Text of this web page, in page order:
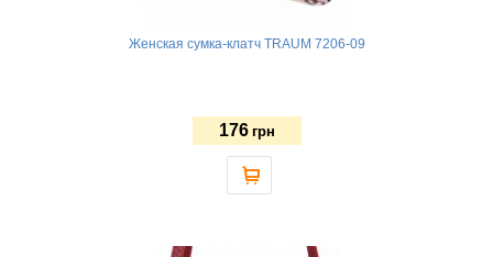
Женская сумка-клатч TRAUM 7206-09
176 грн